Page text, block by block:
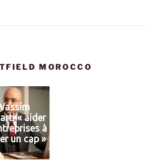
MOROCCO
« aider
à
un cap »